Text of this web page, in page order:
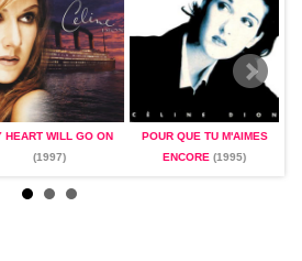
HEART WILL GO ON
(1997)
POUR QUE TU M'AIMES
ENCORE (1995)